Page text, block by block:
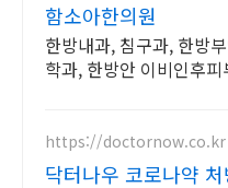
함소아한의원
한방내과, 침구과, 한방
학과, 한방안 이비인후피
https://doctornow.co.kr
닥터나우 코로나약